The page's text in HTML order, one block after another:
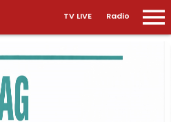
TV LIVE Radio